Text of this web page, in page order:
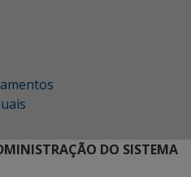
DO SISTEMA